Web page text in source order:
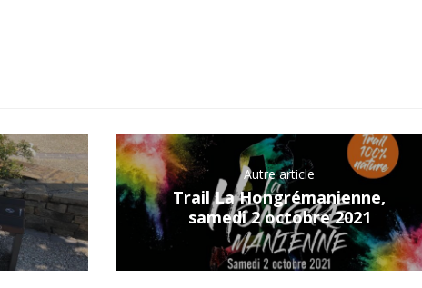
Autre article
Trail La Hongrémanienne,
samedi 2 octobre 2021